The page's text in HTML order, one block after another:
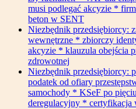
musi podlegać akcyzie *
beton w SENT
Niezbędnik przedsiębiorcy:
wewnętrzne * zbiorczy
akcyzie * klauzula obejścia
zdrowotnej
Niezbędnik przedsiębiorcy:
podatek od ofiary
samochody * KSeF po
deregulacyjny * certyfikacja